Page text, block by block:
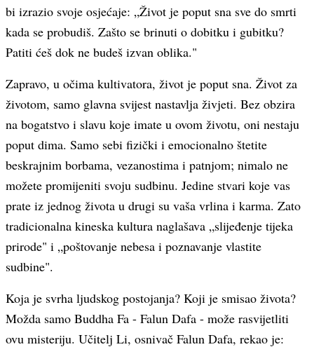
bi izrazio svoje osjećaje: „Život je poput sna sve do smrti
kada se probudiš. Zašto se brinuti o dobitku i gubitku?
Patiti ćeš dok ne budeš izvan oblika."
Zapravo, u očima kultivatora, život je poput sna. Život za
životom, samo glavna svijest nastavlja živjeti. Bez obzira
na bogatstvo i slavu koje imate u ovom životu, oni nestaju
poput dima. Samo sebi fizički i emocionalno štetite
beskrajnim borbama, vezanostima i patnjom; nimalo ne
možete promijeniti svoju sudbinu. Jedine stvari koje vas
prate iz jednog života u drugi su vaša vrlina i karma. Zato
tradicionalna kineska kultura naglašava „slijeđenje tijeka
prirode" i „poštovanje nebesa i poznavanje vlastite
sudbine".
Koja je svrha ljudskog postojanja? Koji je smisao života?
Možda samo Buddha Fa - Falun Dafa - može rasvijetliti
ovu misteriju. Učitelj Li, osnivač Falun Dafa, rekao je: